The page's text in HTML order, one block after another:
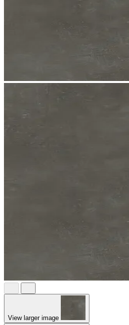
View larger image